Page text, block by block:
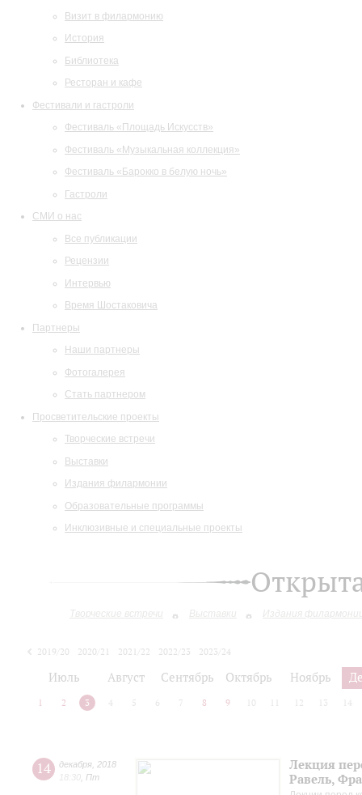
Визит в филармонию
История
Библиотека
Ресторан и кафе
Фестивали и гастроли
Фестиваль «Площадь Искусств»
Фестиваль «Музыкальная коллекция»
Фестиваль «Барокко в белую ночь»
Гастроли
СМИ о нас
Все публикации
Рецензии
Интервью
Время Шостаковича
Партнеры
Наши партнеры
Фотогалерея
Стать партнером
Просветительские проекты
Творческие встречи
Выставки
Издания филармонии
Образовательные программы
Инклюзивные и специальные проекты
Творческие встречи Выставки Издания
2019/20 2020/21 2021/22 2022/23
2023/24
Июль Август Сентябрь Октябрь Ноябрь
1 2 3 4 5 6 7 8 9 10 12 13 14
14 декабря 2018
18:30 Пт
Лекция
Равель,